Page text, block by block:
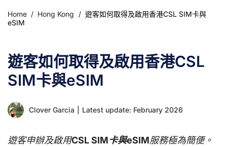
Home / Hong Kong / 遊客如何取得及啟用香港CSL SIM卡與
eSIM
遊客如何取得及啟用香港CSL
SIM卡與eSIM
Clover Garcia Latest update: February 2026
遊客申辦及啟用CSL SIM卡與eSIM服務極為簡便。